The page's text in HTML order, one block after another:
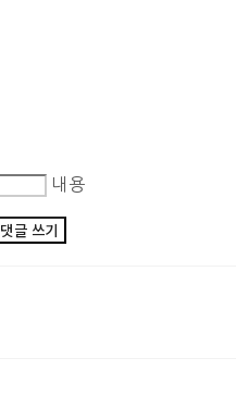
내용
댓글 쓰기